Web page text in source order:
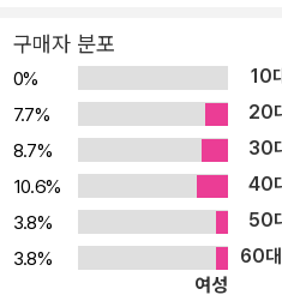
되었는가! 노예무역 폐지에 앞장선 영국을 중심으로 폐지운동의 주체
가 된 사람들과 세력을 알아본다.
재영 흑인 문제를 고찰하고, 1787
위원회의 중심세력인 퀘이커 교도
한 역할에 대해 살펴본다. 또한 각
노예제 폐지로 향하는 역사적 동향
이 책은 노예선에 초점을 맞춤으로
노예제 폐지운동에 관련한 인간의
구매자 분포
0% 10
7.7%
20
8.7%
30
10.6%
40
3.8%
50
3.8%
60대
여성